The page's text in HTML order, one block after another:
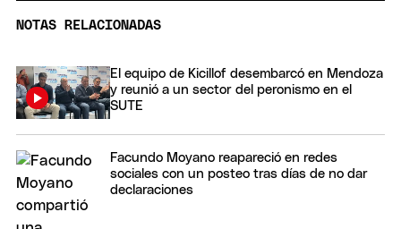
NOTAS RELACIONADAS
El equipo de Kicillof desembarcó en Mendoza
y reunió a un sector del peronismo en el
SUTE
Facundo Moyano reapareció en redes
sociales con un posteo tras días de no dar
declaraciones